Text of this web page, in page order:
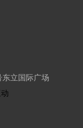
立国际广场